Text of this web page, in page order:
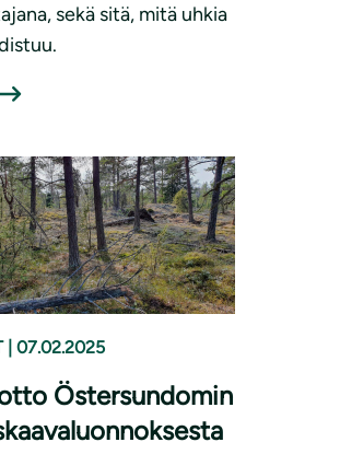
sekä sitä, mitä uhkia
07.02.2025
Östersundomin